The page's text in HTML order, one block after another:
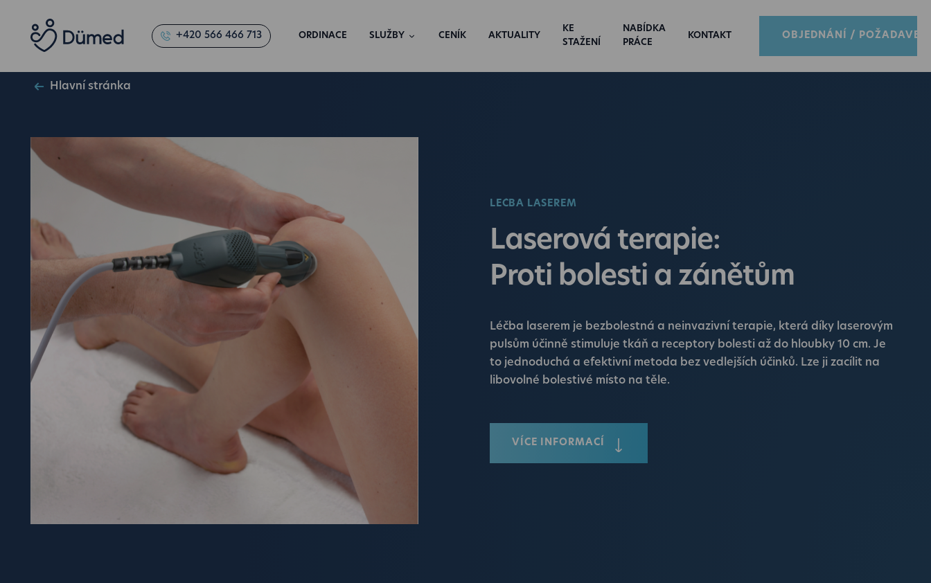
+420 566 466 713 ORDINACE SLUŽBY CENÍK AKTUALITY
KE
STAŽENÍ
NABÍDKA
PRÁCE
KONTAKT OBJEDNÁNÍ / POŽADAVEK
Hlavní stránka
LÉČBA LASEREM
Laserová terapie:
Proti bolesti a zánětům
Léčba laserem je bezbolestná a neinvazivní terapie, která díky laserovým
pulsům účinně stimuluje tkáň a receptory bolesti až do hloubky 10 cm. Je
to jednoduchá a efektivní metoda bez vedlejších účinků. Lze ji zacílit na
libovolné bolestivé místo na těle.
VÍCE INFORMACÍ